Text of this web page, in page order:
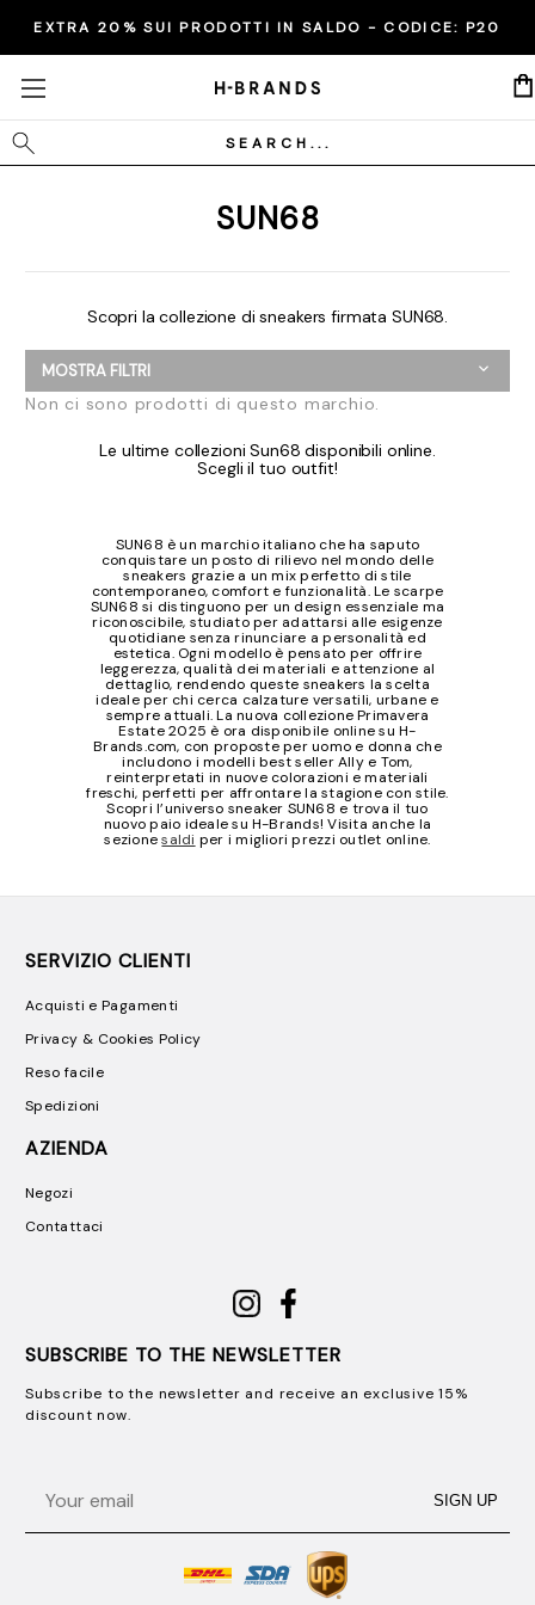
EXTRA 20% SUI PRODOTTI IN SALDO - CODICE: P20
Cerca
SUN68
Scopri la collezione di sneakers firmata SUN68.
MOSTRA FILTRI
Non ci sono prodotti di questo marchio.
Le ultime collezioni Sun68 disponibili online.
Scegli il tuo outfit!
SUN68 è un marchio italiano che ha saputo
conquistare un posto di rilievo nel mondo delle
sneakers grazie a un mix perfetto di stile
contemporaneo, comfort e funzionalità. Le scarpe
SUN68 si distinguono per un design essenziale ma
riconoscibile, studiato per adattarsi alle esigenze
quotidiane senza rinunciare a personalità ed
estetica. Ogni modello è pensato per offrire
leggerezza, qualità dei materiali e attenzione al
dettaglio, rendendo queste sneakers la scelta
ideale per chi cerca calzature versatili, urbane e
sempre attuali. La nuova collezione Primavera
Estate 2025 è ora disponibile online su H-
Brands.com, con proposte per uomo e donna che
includono i modelli best seller Ally e Tom,
reinterpretati in nuove colorazioni e materiali
freschi, perfetti per affrontare la stagione con stile.
Scopri l’universo sneaker SUN68 e trova il tuo
nuovo paio ideale su H-Brands! Visita anche la
sezionesaldi per i migliori prezzi outlet online.
SERVIZIO CLIENTI
Acquisti e Pagamenti
Privacy & Cookies Policy
Reso facile
Spedizioni
AZIENDA
Negozi
Contattaci
SUBSCRIBE TO THE NEWSLETTER
Subscribe to the newsletter and receive an exclusive 15%
discount now.
SIGN UP